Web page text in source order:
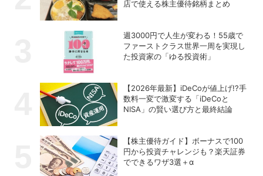
店で使える株主優待銘柄まとめ
週3000円で人生が変わる！55歳で
ファーストクラス世界一周を実現し
た投資家の「ゆる投資術」
【2026年最新】iDeCoが値上げ!?手
数料一変で激変する「iDeCoと
NISA」の賢い選び方と最終結論
【株主優待ガイド】ボーナスで100
円から投資チャレンジも？楽天証券
でできるワザ3選＋α